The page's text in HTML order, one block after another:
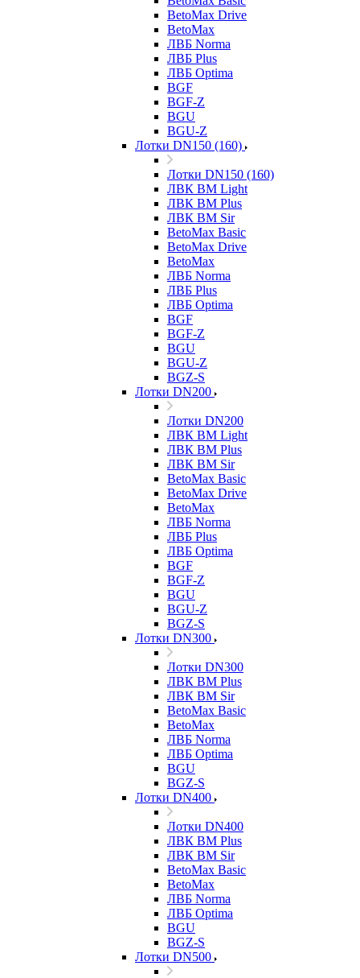
BetoMax Drive
BetoMax
ЛВБ Norma
ЛВБ Plus
ЛВБ Optima
BGF
BGF-Z
BGU
BGU-Z
Лотки DN150 (160)
Лотки DN150 (160)
ЛВК ВМ Light
ЛВК ВМ Plus
ЛВК ВМ Sir
BetoMax Basic
BetoMax Drive
BetoMax
ЛВБ Norma
ЛВБ Plus
ЛВБ Optima
BGF
BGF-Z
BGU
BGU-Z
BGZ-S
Лотки DN200
Лотки DN200
ЛВК ВМ Light
ЛВК ВМ Plus
ЛВК ВМ Sir
BetoMax Basic
BetoMax Drive
BetoMax
ЛВБ Norma
ЛВБ Plus
ЛВБ Optima
BGF
BGF-Z
BGU
BGU-Z
BGZ-S
Лотки DN300
Лотки DN300
ЛВК ВМ Plus
ЛВК ВМ Sir
BetoMax Basic
BetoMax
ЛВБ Norma
ЛВБ Optima
BGU
BGZ-S
Лотки DN400
Лотки DN400
ЛВК ВМ Plus
ЛВК ВМ Sir
BetoMax Basic
BetoMax
ЛВБ Norma
ЛВБ Optima
BGU
BGZ-S
Лотки DN500